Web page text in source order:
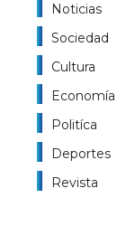
Noticias
Sociedad
Cultura
Economía
Politíca
Deportes
Revista